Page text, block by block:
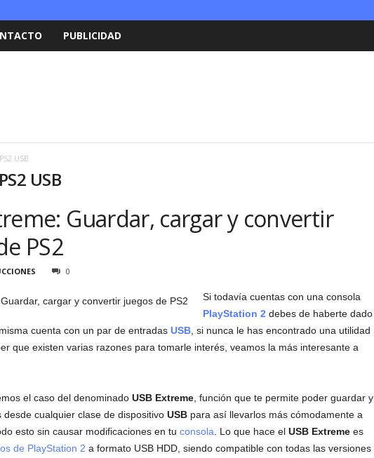
PUBLICIDAD
PS2 USB
USB
Guardar, cargar y convertir
PS2
0
Si todavía cuentas con una consola
PlayStation 2 debes de haberte dado
cuenta con un par de entradas USB, si nunca le has encontrado una utilidad
que existen varias razones para tomarle interés, veamos la más interesante a
el caso del denominado USB Extreme, función que te permite poder guardar y
desde cualquier clase de dispositivo USBpara así llevarlos más cómodamente a
esto sin causar modificaciones en tu consola . Lo que hace el USB Extremees
de PlayStation 2 a formato USB HDD, siendo compatible con todas las versiones